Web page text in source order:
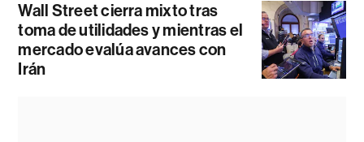
Wall Street cierra mixto tras
toma de utilidades y mientras el
mercado evalúa avances con
Irán